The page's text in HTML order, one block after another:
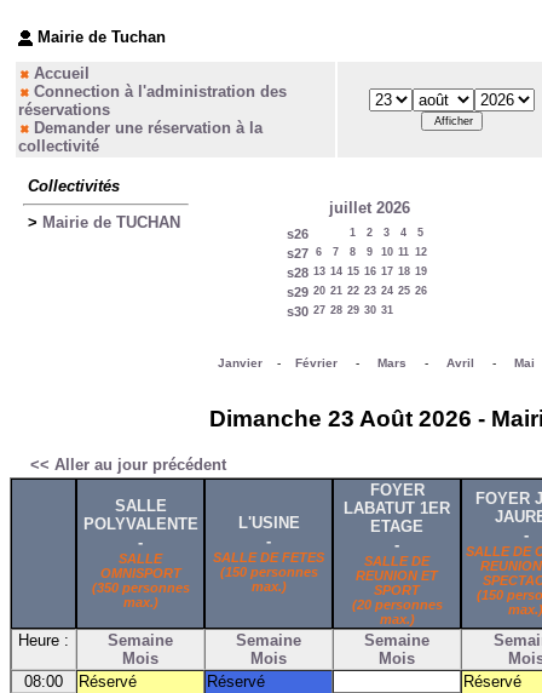
Mairie de Tuchan
Accueil
Connection à l'administration des
réservations
Demander une réservation à la
collectivité
Collectivités
> Mairie de TUCHAN
juillet 2026
s26 1 2 3 4 5
s27 6 7 8 9 10 11 12
s28 13 14 15 16 17 18 19
s29 20 21 22 23 24 25 26
s30 27 28 29 30 31
Janvier- Février- Mars - Avril - Mai
Dimanche 23 Août 2026 -
<< Aller au jour précédent
SALLE
POLYVALENTE
-
SALLE
OMNISPORT
(350 personnes
max.)
L'USINE
-
SALLE DE FETES
(150 personnes
max.)
FOYER
LABATUT 1ER
ETAGE
-
SALLE DE
REUNION ET
SPORT
(20 personnes
max.)
FOYER
-
SALLE DE
(150
max.)
Heure :
Semaine
Mois
Semaine
Mois
Semaine
Mois
08:00
Réservé Réservé
Réservé